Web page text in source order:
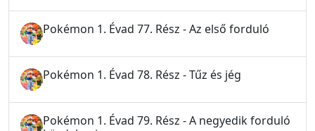
Pokémon 1. Évad 77. Rész - Az első forduló
Pokémon 1. Évad 78. Rész - Tűz és jég
Pokémon 1. Évad 79. Rész - A negyedik forduló